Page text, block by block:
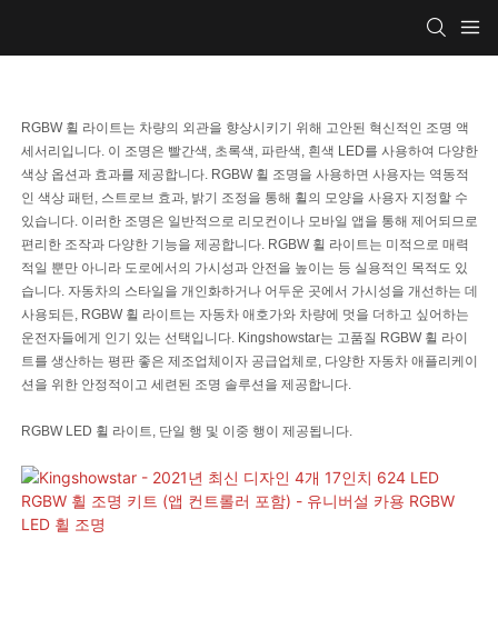
RGBW 휠 라이트는 차량의 외관을 향상시키기 위해 고안된 혁신적인 조명 액
세서리입니다. 이 조명은 빨간색, 초록색, 파란색, 흰색 LED를 사용하여 다양한
색상 옵션과 효과를 제공합니다. RGBW 휠 조명을 사용하면 사용자는 역동적
인 색상 패턴, 스트로브 효과, 밝기 조정을 통해 휠의 모양을 사용자 지정할 수
있습니다. 이러한 조명은 일반적으로 리모컨이나 모바일 앱을 통해 제어되므로
편리한 조작과 다양한 기능을 제공합니다. RGBW 휠 라이트는 미적으로 매력
적일 뿐만 아니라 도로에서의 가시성과 안전을 높이는 등 실용적인 목적도 있
습니다. 자동차의 스타일을 개인화하거나 어두운 곳에서 가시성을 개선하는 데
사용되든, RGBW 휠 라이트는 자동차 애호가와 차량에 멋을 더하고 싶어하는
운전자들에게 인기 있는 선택입니다. Kingshowstar는 고품질 RGBW 휠 라이
트를 생산하는 평판 좋은 제조업체이자 공급업체로, 다양한 자동차 애플리케이
션을 위한 안정적이고 세련된 조명 솔루션을 제공합니다.
RGBW LED 휠 라이트, 단일 행 및 이중 행이 제공됩니다.